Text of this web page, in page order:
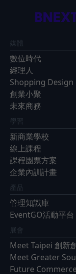
媒體
數位時代
經理人
Shopping Design
創業小聚
未來商務
學習
新商業學校
線上課程
課程團票方案
企業內訓計畫
產品
管理知識庫
EventGO活動平台
展會
Meet Taipei 創新
Meet Greater
Future